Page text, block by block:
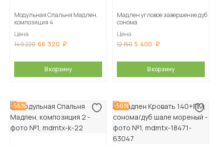
Модульная Спальня Мадлен,
композиция 4
Цена
149 220 66 320
В корзину
Мадлен угловое завершение дуб
сонома
Цена
12 150 5 400
В корзину
-56% -56%